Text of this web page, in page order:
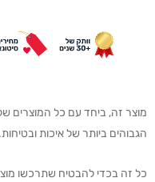
מוצר זה, ביחד עם כל המוצרים
הגבוהים ביותר של איכות ובטיחות.
כל זה בכדי להבטיח שתרכשו